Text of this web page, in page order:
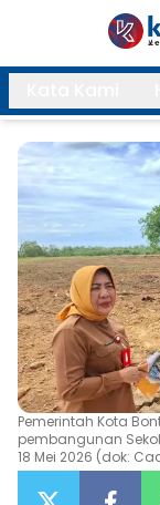
Search
Pemerintah Kota
pembangunan
18 Mei 2026 (dok: